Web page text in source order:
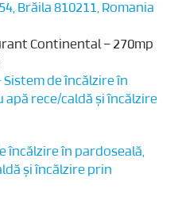
Brăila 810211, Romania
Continental – 270mp
Sistem de încălzire în
rece/caldă și încălzire
încălzire în pardoseală,
și încălzire prin